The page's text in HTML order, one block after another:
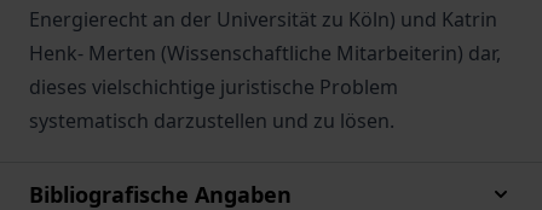
Energierecht an der Universität zu Köln) und Katrin
Henk- Merten (Wissenschaftliche Mitarbeiterin) dar,
dieses vielschichtige juristische Problem
systematisch darzustellen und zu lösen.
Bibliografische Angaben